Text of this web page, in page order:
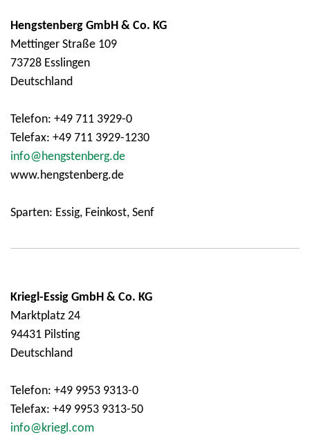
Hengstenberg GmbH & Co. KG
Mettinger Straße 109
73728 Esslingen
Deutschland
Telefon: +49 711 3929-0
Telefax: +49 711 3929-1230
info@hengstenberg.de
www.hengstenberg.de
Sparten: Essig, Feinkost, Senf
Kriegl-Essig GmbH & Co. KG
Marktplatz 24
94431 Pilsting
Deutschland
Telefon: +49 9953 9313-0
Telefax: +49 9953 9313-50
info@kriegl.com